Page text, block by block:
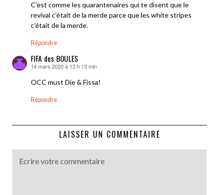
C’est comme les quarantenaires qui te disent que le
revival c’était de la merde parce que les white stripes
c’était de la merde.
Répondre
FIFA des BOULES
dit :
14 mars 2020 à 13 h 13 min
OCC must Die & Fissa!
Répondre
LAISSER UN COMMENTAIRE